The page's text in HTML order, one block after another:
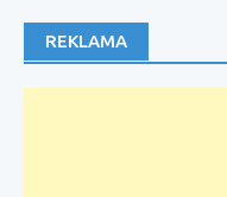
REKLAMA